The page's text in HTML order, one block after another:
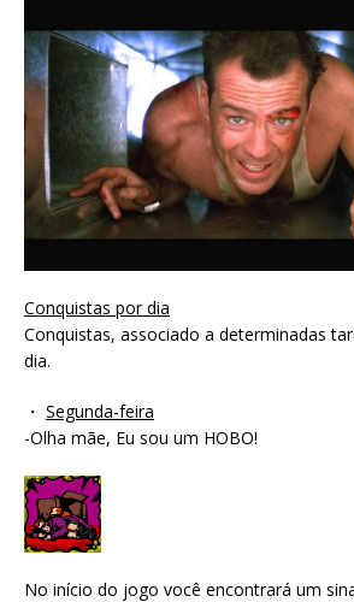
Conquistas por dia
Conquistas, associado a determinadas
dia.
・ Segunda-feira
-Olha mãe, Eu sou um HOBO!
No início do jogo você encontrará um